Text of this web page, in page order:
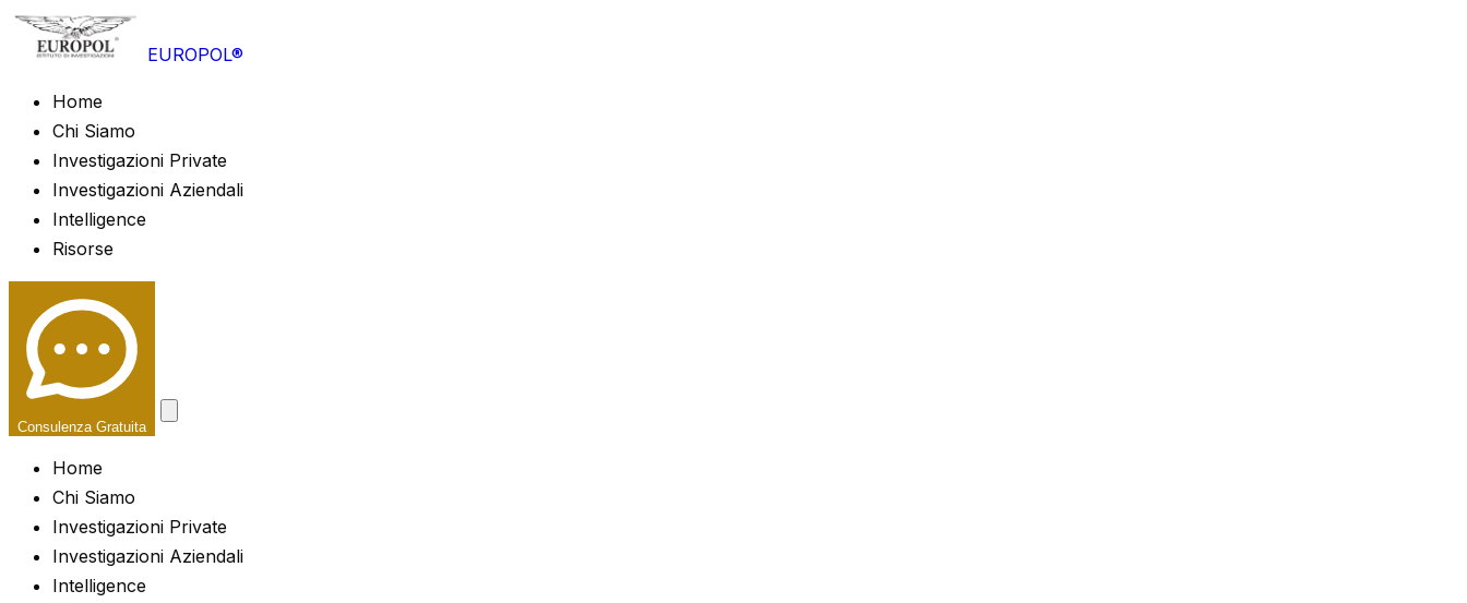
EUROPOL®
Home
Chi Siamo
Investigazioni Private
Investigazioni Aziendali
Intelligence
Risorse
Consulenza Gratuita
Home
Chi Siamo
Investigazioni Private
Investigazioni Aziendali
Intelligence